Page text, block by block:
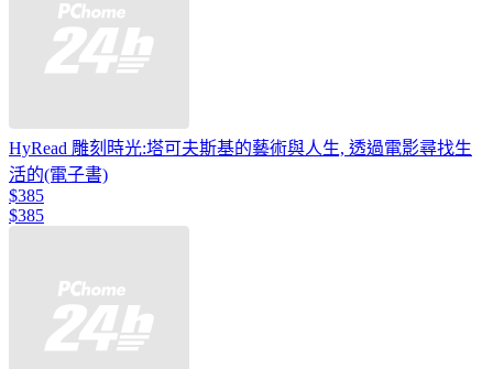
HyRead 雕刻時光:塔可夫斯基的藝術與人生, 透過電影尋找生
活的(電子書)
$385
$385